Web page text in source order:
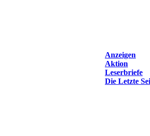
Anzeigen
Aktion
Leserbriefe
Die Letzte